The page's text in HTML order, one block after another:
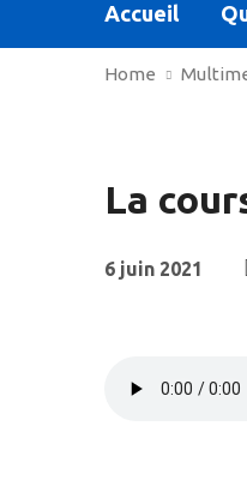
Accueil
Home
La
6 juin 2021